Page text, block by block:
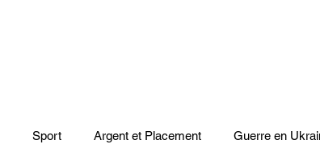
Sport Argent et Placement Guerre en